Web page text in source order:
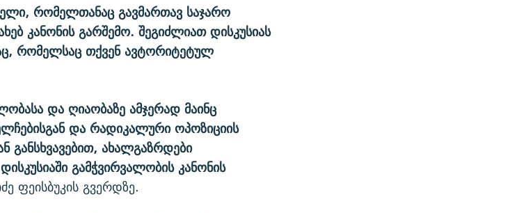
რომელთანაც გავმართავ საჯარო
კანონის გარშემო. შეგიძლიათ დისკუსიას
რომელსაც თქვენ ავტორიტეტულ
და ღიაობაზე ამჯერად მაინც
და რადიკალური ოპოზიციის
განსხვავებით, ახალგაზრდები
გამჭვირვალობის კანონის
ფეისბუკის გვერდზე.